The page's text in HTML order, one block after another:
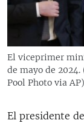
ESPECIALES
LA REALIDAD
KENTU-
MULTIMEDIA
EDITORIALES
SÍGUENOS
El viceprimer
de mayo de
Pool Photo via AP)
El presidente